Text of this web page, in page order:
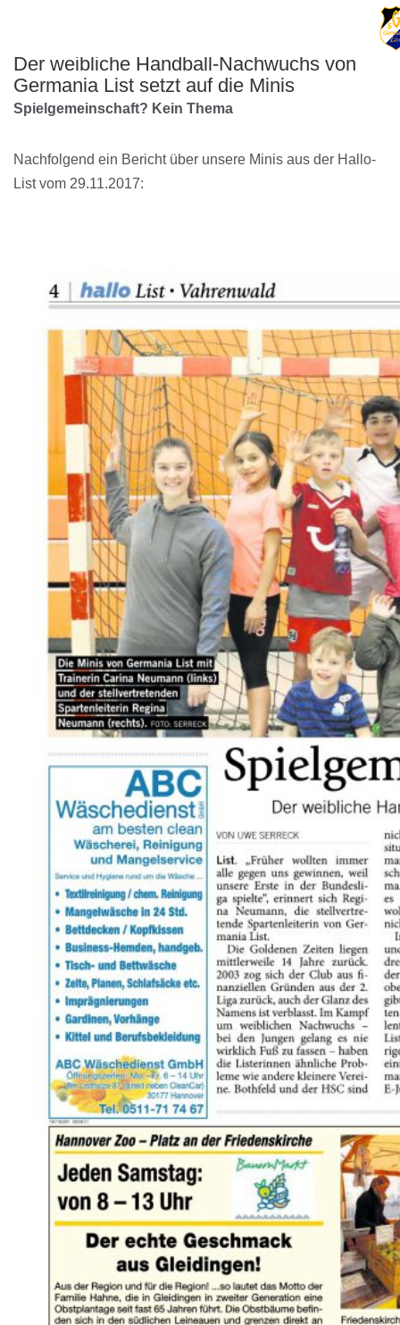
Der weibliche Handball-Nachwuchs von
Germania List setzt auf die Minis
Spielgemeinschaft? Kein Thema
Nachfolgend ein Bericht über unsere Minis aus der Hallo-
List vom 29.11.2017: